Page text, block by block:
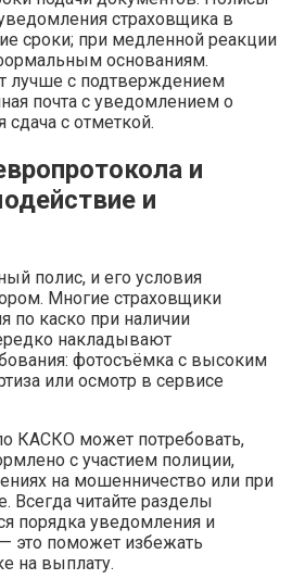
страховщика в
сроки; при медленной реакции
основаниям.
лучше с подтверждением
почта с уведомлением о
сдача с отметкой.
и
и
полис, и его условия
Многие страховщики
по каско при наличии
накладывают
фотосъёмка с высоким
или осмотр в сервисе
КАСКО может потребовать,
с участием полиции,
на мошенничество или при
Всегда читайте разделы
порядка уведомления и
это поможет избежать
на выплату.